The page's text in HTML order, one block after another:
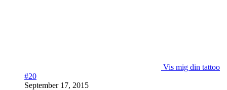
Vis mig din tattoo
#20
September 17, 2015